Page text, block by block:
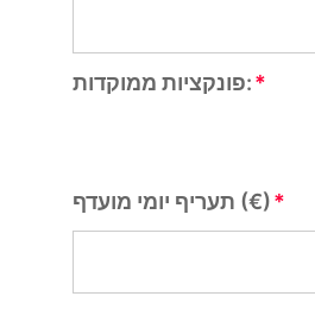
פונקציות ממוקדות:
תעריף יומי מועדף (€)